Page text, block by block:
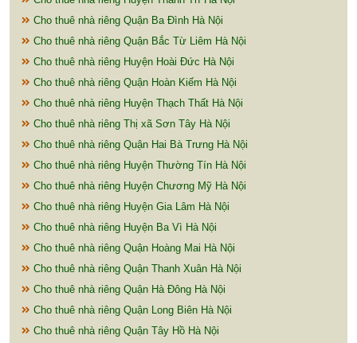
Cho thuê nhà riêng Quận Ba Đình Hà Nội
Cho thuê nhà riêng Quận Bắc Từ Liêm Hà Nội
Cho thuê nhà riêng Huyện Hoài Đức Hà Nội
Cho thuê nhà riêng Quận Hoàn Kiếm Hà Nội
Cho thuê nhà riêng Huyện Thạch Thất Hà Nội
Cho thuê nhà riêng Thị xã Sơn Tây Hà Nội
Cho thuê nhà riêng Quận Hai Bà Trưng Hà Nội
Cho thuê nhà riêng Huyện Thường Tín Hà Nội
Cho thuê nhà riêng Huyện Chương Mỹ Hà Nội
Cho thuê nhà riêng Huyện Gia Lâm Hà Nội
Cho thuê nhà riêng Huyện Ba Vì Hà Nội
Cho thuê nhà riêng Quận Hoàng Mai Hà Nội
Cho thuê nhà riêng Quận Thanh Xuân Hà Nội
Cho thuê nhà riêng Quận Hà Đông Hà Nội
Cho thuê nhà riêng Quận Long Biên Hà Nội
Cho thuê nhà riêng Quận Tây Hồ Hà Nội